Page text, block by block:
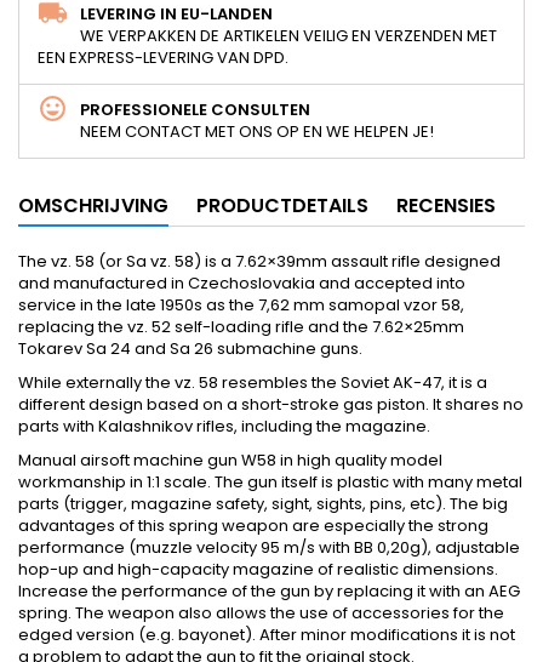
LEVERING IN EU-LANDEN
WE VERPAKKEN DE ARTIKELEN VEILIG EN VERZENDEN MET
EEN EXPRESS-LEVERING VAN DPD.
PROFESSIONELE CONSULTEN
NEEM CONTACT MET ONS OP EN WE HELPEN JE!
OMSCHRIJVING PRODUCTDETAILS RECENSIES
The vz. 58 (or Sa vz. 58) is a 7.62×39mm assault rifle designed
and manufactured in Czechoslovakia and accepted into
service in the late 1950s as the 7,62 mm samopal vzor 58,
replacing the vz. 52 self-loading rifle and the 7.62×25mm
Tokarev Sa 24 and Sa 26 submachine guns.
While externally the vz. 58 resembles the Soviet AK-47, it is a
different design based on a short-stroke gas piston. It shares no
parts with Kalashnikov rifles, including the magazine.
Manual airsoft machine gun W58 in high quality model
workmanship in 1:1 scale. The gun itself is plastic with many metal
parts (trigger, magazine safety, sight, sights, pins, etc). The big
advantages of this spring weapon are especially the strong
performance (muzzle velocity 95 m/s with BB 0,20g), adjustable
hop-up and high-capacity magazine of realistic dimensions.
Increase the performance of the gun by replacing it with an AEG
spring. The weapon also allows the use of accessories for the
edged version (e.g. bayonet). After minor modifications it is not
a problem to adapt the gun to fit the original stock.